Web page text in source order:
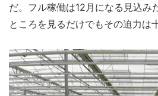
だ。フル稼働は12月になる見込み
ところを見るだけでもその迫力は